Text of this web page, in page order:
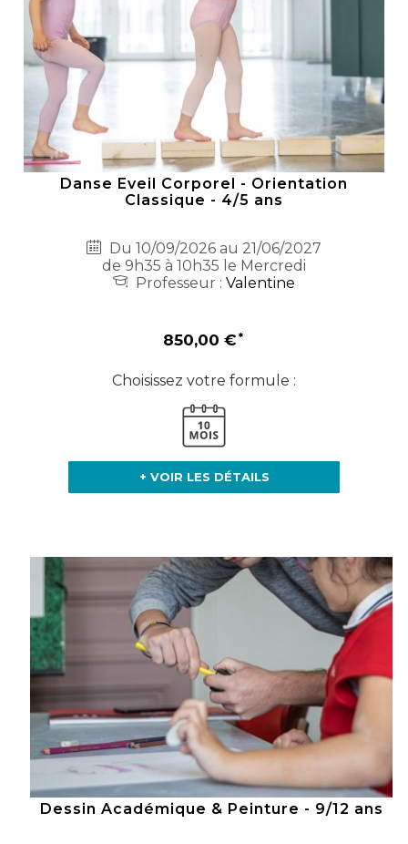
Danse Eveil Corporel - Orientation
Classique - 4/5 ans
Du 10/09/2026 au 21/06/2027
de 9h35 à 10h35 le Mercredi
Professeur : Valentine
850,00 €
Choisissez votre formule :
+ VOIR LES DÉTAILS
Dessin Académique & Peinture - 9/12 ans